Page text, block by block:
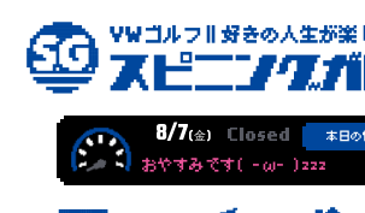
8/7(金) Closed 本日の
おやすみです( -ω- )zzz